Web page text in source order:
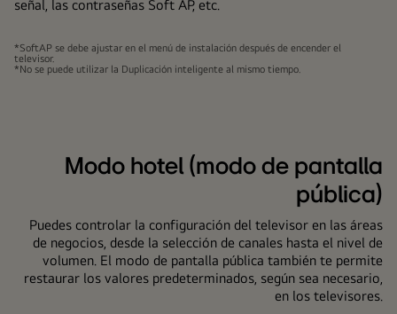
señal, las contraseñas Soft AP, etc.
*SoftAP se debe ajustar en el menú de instalación después de encender el
televisor.
*No se puede utilizar la Duplicación inteligente al mismo tiempo.
Modo hotel (modo de pantalla
pública)
Puedes controlar la configuración del televisor en las áreas
de negocios, desde la selección de canales hasta el nivel de
volumen. El modo de pantalla pública también te permite
restaurar los valores predeterminados, según sea necesario,
en los televisores.